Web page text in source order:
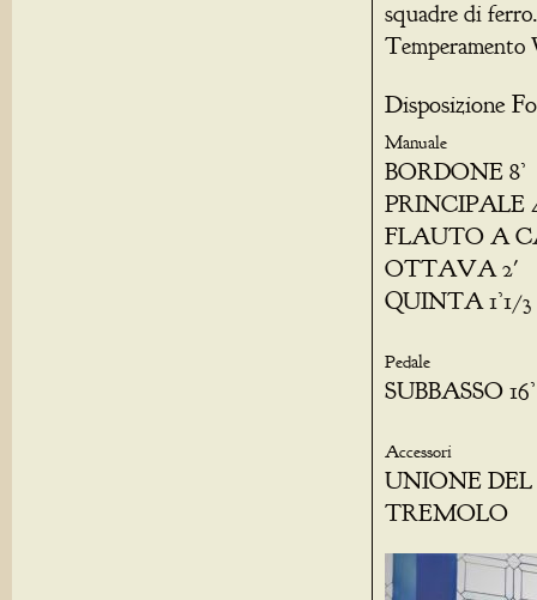
squadre di ferro.
Disposizione
Manuale
BORDONE 8’
PRINCIPALE
FLAUTO A
OTTAVA 2'
QUINTA 1’1/3
Pedale
SUBBASSO 16’
Accessori
UNIONE
TREMOLO